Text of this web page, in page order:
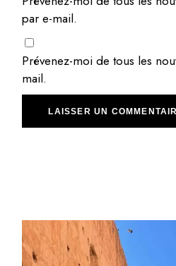
par e-mail.
Prévenez-moi de tous les
mail.
LAISSER UN